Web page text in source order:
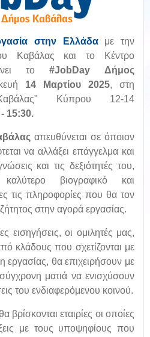
στην Ελλάδαμε την
Καβάλας και το Κέντρο
το #JobDay Δήμος
14 Μαρτίου 2025, στη
Κύπρου 12-14
15:30.
απευθύνεται σε όποιον
να αλλάξει επάγγελμα και
και τις δεξιότητές του,
βιογραφικό και
τις πληροφορίες που θα τον
στην αγορά εργασίας.
εισηγήσεις, οι ομιλητές μας,
κλάδους που σχετίζονται με
εργασίας, θα επιχειρήσουν με
ματιά να ενισχύσουν
του ενδιαφερόμενου κοινού.
εταιρίες οι οποίες
με τους υποψηφίους που